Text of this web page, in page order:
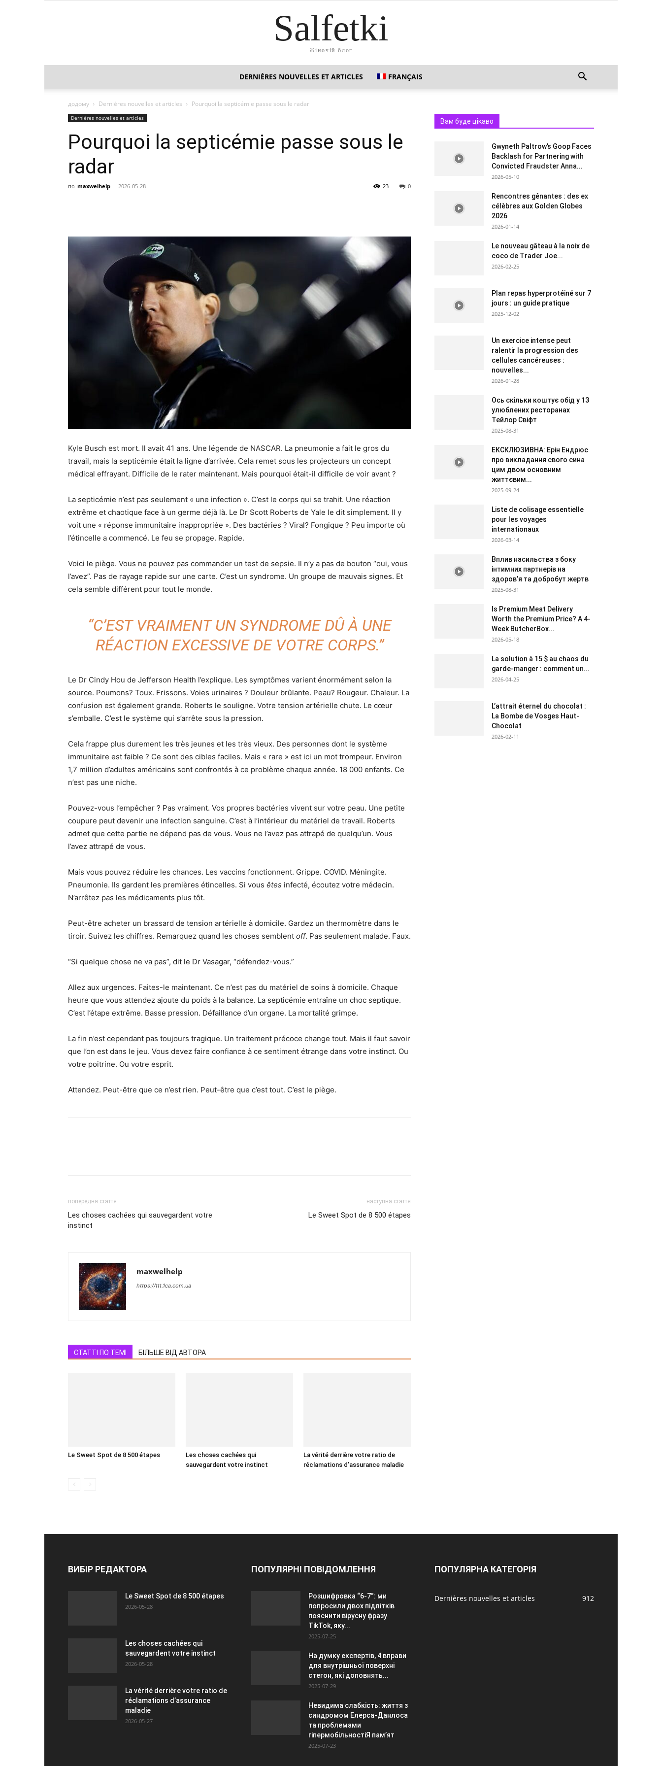
Salfetki
Жіночій блог
DERNIÈRES NOUVELLES ET ARTICLES FRANÇAIS
додому Dernières nouvelles et articles Pourquoi la septicémie passe sous le radar
Dernières nouvelles et articles
Pourquoi la septicémie passe sous le
radar
по maxwelhelp - 2026-05-28 0
23
Kyle Busch est mort. Il avait 41 ans. Une légende de NASCAR. La pneumonie a fait le gros du
travail, mais la septicémie était la ligne d’arrivée. Cela remet sous les projecteurs un concept
médical effrayant. Difficile de le rater maintenant. Mais pourquoi était-il difficile de voir avant ?
La septicémie n’est pas seulement « une infection ». C’est le corps qui se trahit. Une réaction
extrême et chaotique face à un germe déjà là. Le Dr Scott Roberts de Yale le dit simplement. Il y
voit une « réponse immunitaire inappropriée ». Des bactéries ? Viral? Fongique ? Peu importe où
l’étincelle a commencé. Le feu se propage. Rapide.
Voici le piège. Vous ne pouvez pas commander un test de sepsie. Il n’y a pas de bouton “oui, vous
l’avez”. Pas de rayage rapide sur une carte. C’est un syndrome. Un groupe de mauvais signes. Et
cela semble différent pour tout le monde.
“C’EST VRAIMENT UN SYNDROME DÛ À UNE
RÉACTION EXCESSIVE DE VOTRE CORPS.”
Le Dr Cindy Hou de Jefferson Health l’explique. Les symptômes varient énormément selon la
source. Poumons? Toux. Frissons. Voies urinaires ? Douleur brûlante. Peau? Rougeur. Chaleur. La
confusion est également grande. Roberts le souligne. Votre tension artérielle chute. Le cœur
s’emballe. C’est le système qui s’arrête sous la pression.
Cela frappe plus durement les très jeunes et les très vieux. Des personnes dont le système
immunitaire est faible ? Ce sont des cibles faciles. Mais « rare » est ici un mot trompeur. Environ
1,7 million d’adultes américains sont confrontés à ce problème chaque année. 18 000 enfants. Ce
n’est pas une niche.
Pouvez-vous l’empêcher ? Pas vraiment. Vos propres bactéries vivent sur votre peau. Une petite
coupure peut devenir une infection sanguine. C’est à l’intérieur du matériel de travail. Roberts
admet que cette partie ne dépend pas de vous. Vous ne l’avez pas attrapé de quelqu’un. Vous
l’avez attrapé de vous.
Mais vous pouvez réduire les chances. Les vaccins fonctionnent. Grippe. COVID. Méningite.
Pneumonie. Ils gardent les premières étincelles. Si vous êtes infecté, écoutez votre médecin.
N’arrêtez pas les médicaments plus tôt.
Peut-être acheter un brassard de tension artérielle à domicile. Gardez un thermomètre dans le
tiroir. Suivez les chiffres. Remarquez quand les choses semblent off. Pas seulement malade. Faux.
“Si quelque chose ne va pas”, dit le Dr Vasagar, “défendez-vous.”
Allez aux urgences. Faites-le maintenant. Ce n’est pas du matériel de soins à domicile. Chaque
heure que vous attendez ajoute du poids à la balance. La septicémie entraîne un choc septique.
C’est l’étape extrême. Basse pression. Défaillance d’un organe. La mortalité grimpe.
La fin n’est cependant pas toujours tragique. Un traitement précoce change tout. Mais il faut savoir
que l’on est dans le jeu. Vous devez faire confiance à ce sentiment étrange dans votre instinct. Ou
votre poitrine. Ou votre esprit.
Attendez. Peut-être que ce n’est rien. Peut-être que c’est tout. C’est le piège.
попередня стаття
Les choses cachées qui sauvegardent votre
instinct
наступна стаття
Le Sweet Spot de 8 500 étapes
maxwelhelp
https://ttt.1ca.com.ua
СТАТТІ ПО ТЕМІ БІЛЬШЕ ВІД АВТОРА
Le Sweet Spot de 8 500 étapes
Les choses cachées qui
sauvegardent votre instinct
La vérité derrière votre ratio de
réclamations d’assurance maladie
Вам буде цікаво
Gwyneth Paltrow’s Goop Faces
Backlash for Partnering with
Convicted Fraudster Anna...
2026-05-10
Rencontres gênantes : des ex
célèbres aux Golden Globes
2026
2026-01-14
Le nouveau gâteau à la noix de
coco de Trader Joe...
2026-02-25
Plan repas hyperprotéiné sur 7
jours : un guide pratique
2025-12-02
Un exercice intense peut
ralentir la progression des
cellules cancéreuses :
nouvelles...
2026-01-28
Ось скільки коштує обід у 13
улюблених ресторанах
Тейлор Свіфт
2025-08-31
ЕКСКЛЮЗИВНА: Ерін Ендрюс
про викладання свого сина
цим двом основним
життєвим...
2025-09-24
Liste de colisage essentielle
pour les voyages
internationaux
2026-03-14
Вплив насильства з боку
інтимних партнерів на
здоров’я та добробут жертв
2025-08-31
Is Premium Meat Delivery
Worth the Premium Price? A 4-
Week ButcherBox...
2026-05-18
La solution à 15 $ au chaos du
garde-manger : comment un...
2026-04-25
L’attrait éternel du chocolat :
La Bombe de Vosges Haut-
Chocolat
2026-02-11
ВИБІР РЕДАКТОРА
Le Sweet Spot de 8 500 étapes
2026-05-28
Les choses cachées qui
sauvegardent votre instinct
2026-05-28
La vérité derrière votre ratio de
réclamations d’assurance
maladie
2026-05-27
ПОПУЛЯРНІ ПОВІДОМЛЕННЯ
Розшифровка “6-7”: ми
попросили двох підлітків
пояснити вірусну фразу
TikTok, яку...
2025-07-25
На думку експертів, 4 вправи
для внутрішньої поверхні
стегон, які доповнять...
2025-07-29
Невидима слабкість: життя з
синдромом Елерса-Данлоса
та проблемами
гіпермобільностіЯ пам’ят
2025-07-23
ПОПУЛЯРНА КАТЕГОРІЯ
Dernières nouvelles et articles 912